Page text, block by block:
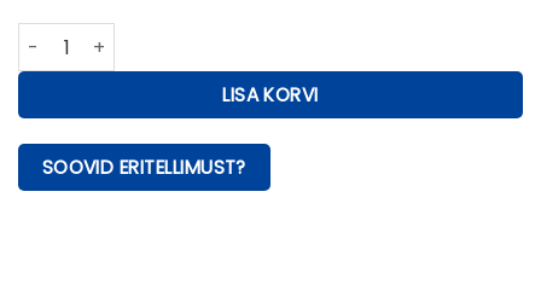
Stoveman grill Profi kogus
LISA KORVI
SOOVID ERITELLIMUST?